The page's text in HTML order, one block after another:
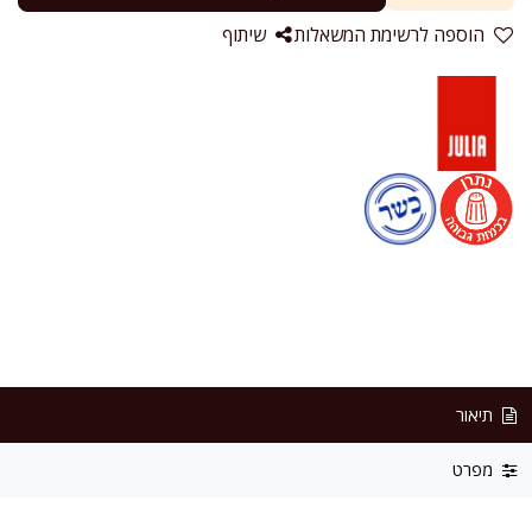
הוספה לרשימת המשאלות שיתוף
תיאור
מפרט